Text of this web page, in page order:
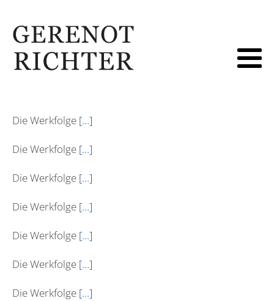
Die Werkfolge […]
Die Werkfolge […]
Die Werkfolge […]
Die Werkfolge […]
Die Werkfolge […]
Die Werkfolge […]
Die Werkfolge […]